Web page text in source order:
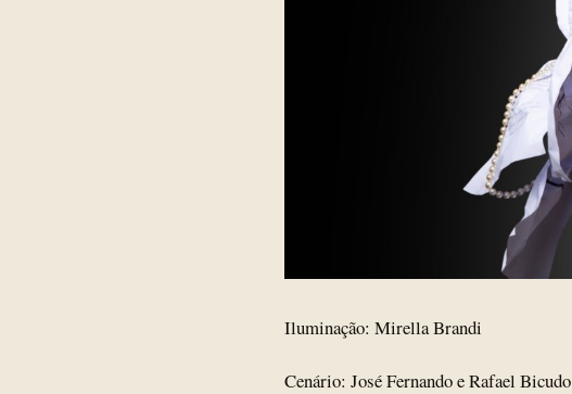
Iluminação: Mirella Brandi
Cenário: José Fernando e Rafael Bicudo